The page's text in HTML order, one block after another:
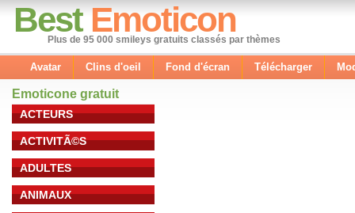
Best Emoticon
Plus de 95 000 smileys gratuits classés par thèmes
Avatar Clins d'oeil Fond d'écran Télécharger
Emoticone gratuit
ACTEURS
ACTIVITÃ©S
ADULTES
ANIMAUX